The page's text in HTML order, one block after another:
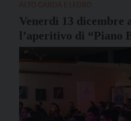
Venerdì 13 dicembre
l’aperitivo di “Piano